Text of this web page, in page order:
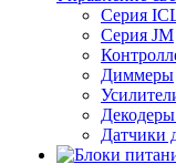
Серия
Серия JM
Диммеры
Датчики